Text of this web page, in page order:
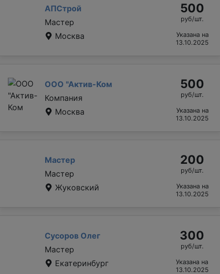
АПСтрой
Мастер
Москва
500
руб/шт.
Указана на
13.10.2025
ООО "Актив-Ком
Компания
Москва
500
руб/шт.
Указана на
13.10.2025
Мастер
Мастер
Жуковский
200
руб/шт.
Указана на
13.10.2025
Сусоров Олег
Мастер
Екатеринбург
300
руб/шт.
Указана на
13.10.2025